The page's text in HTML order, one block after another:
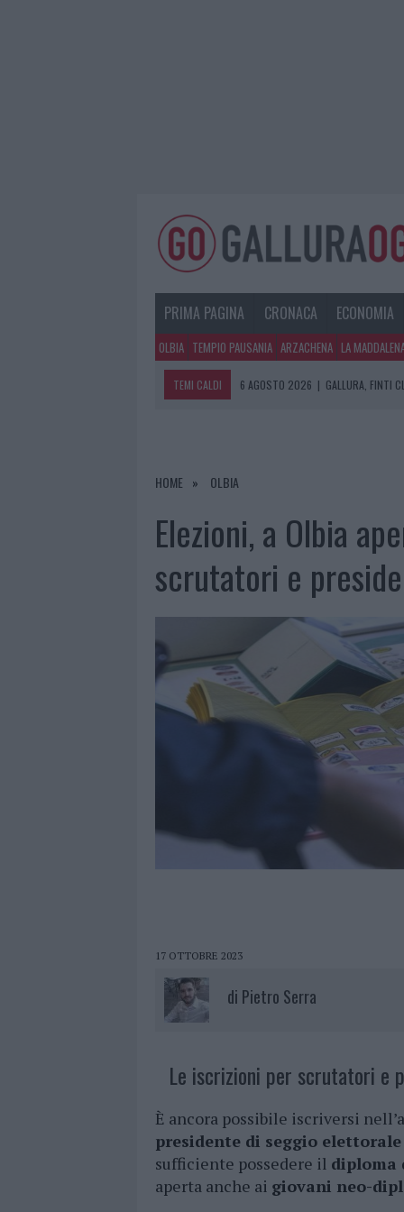
PRIMA PAGINA CRONACA ECONOMIA
OLBIA TEMPIO PAUSANIA ARZACHENA LA
TEMI CALDI 6 AGOSTO 2026 | METEO OLBIA 7
6 AGOSTO 2026
HOME OLBIA
Elezioni, a Olbia
scrutatori e
17 OTTOBRE 2023
di Pietro Serra
Le iscrizioni per scrutatori e
È ancora possibile iscriversi
presidente di seggio elettorale
sufficiente possedere il diploma
aperta anche ai giovani neo-